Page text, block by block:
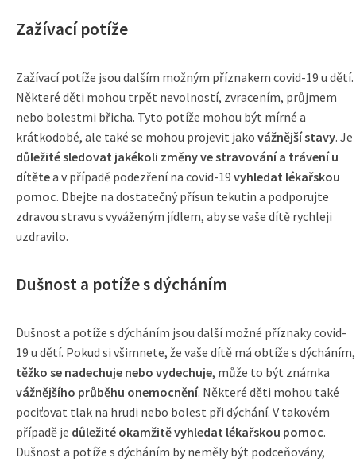
Zažívací potíže
Zažívací potíže jsou dalším možným příznakem covid-19 u dětí.
Některé děti mohou trpět nevolností, zvracením, průjmem
nebo bolestmi břicha. Tyto potíže mohou být mírné a
krátkodobé, ale také se mohou projevit jako vážnější stavy. Je
důležité sledovat jakékoli změny ve stravování a trávení u
dítětea v případě podezření na covid-19 vyhledat lékařskou
pomoc. Dbejte na dostatečný přísun tekutin a podporujte
zdravou stravu s vyváženým jídlem, aby se vaše dítě rychleji
uzdravilo.
Dušnost a potíže s dýcháním
Dušnost a potíže s dýcháním jsou další možné příznaky covid-
19 u dětí. Pokud si všimnete, že vaše dítě má obtíže s dýcháním,
těžko se nadechuje nebo vydechuje, může to být známka
vážnějšího průběhu onemocnění. Některé děti mohou také
pociťovat tlak na hrudi nebo bolest při dýchání. V takovém
případě je důležité okamžitě vyhledat lékařskou pomoc.
Dušnost a potíže s dýcháním by neměly být podceňovány,